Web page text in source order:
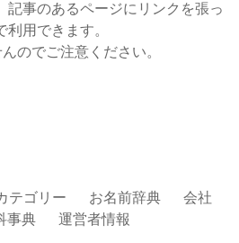
記事のあるページにリンクを張っ
用できます。
のでご注意ください。
テゴリー お名前辞典
会社
事典 運営者情報